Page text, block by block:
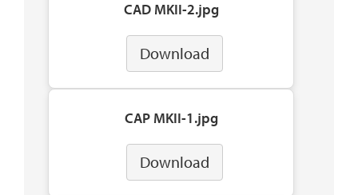
CAD MKII-2.jpg
Download
CAP MKII-1.jpg
Download